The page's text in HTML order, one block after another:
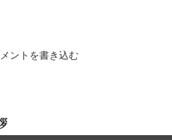
ントを書き込む